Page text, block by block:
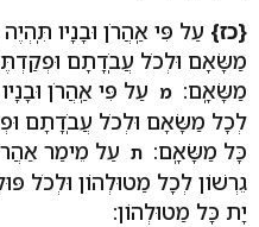
{כז} עַל פִּי אַֽהֲרֹן וּבָנָיו
מַשָּׂאָם וּלְכֹל עֲבֹֽדָתָם
מַשָּׂאָֽם: מ עַל פִּי אַֽהֲרֹן
לְכָל מַשָּׂאָם וּלְכֹל עֲבֹֽדָתָם
כָּל מַשָּׂאָֽם: ת עַל מֵימַר
גֵרְשׁוֹן לְכָל מַטוּלְהוֹן וּלְכֹל
יָת כָּל מַטוּלְהוֹן: